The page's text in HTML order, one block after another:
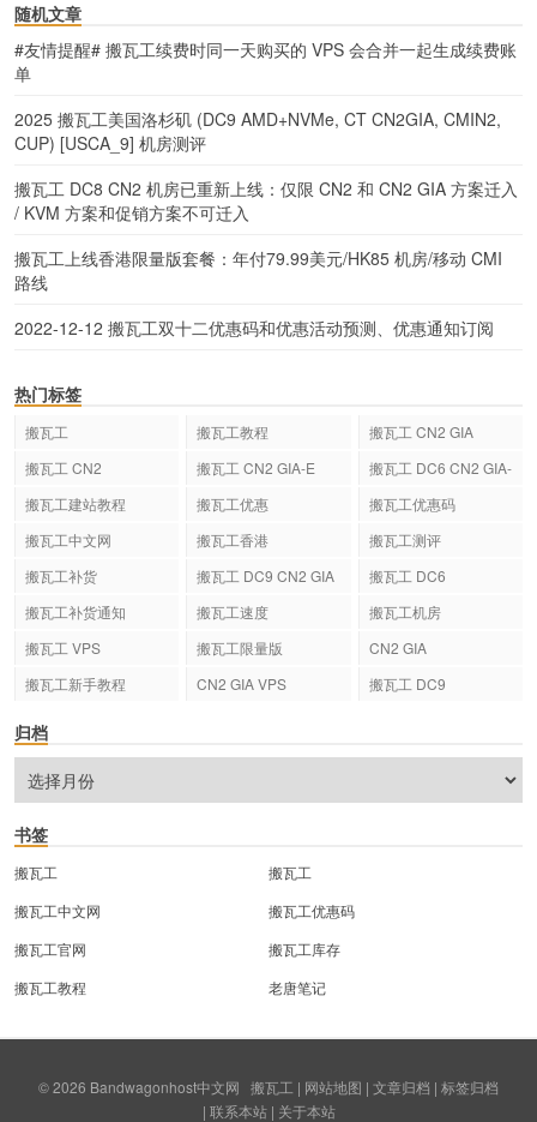
随机文章
#友情提醒# 搬瓦工续费时同一天购买的 VPS 会合并一起生成续费账
单
2025 搬瓦工美国洛杉矶 (DC9 AMD+NVMe, CT CN2GIA, CMIN2,
CUP) [USCA_9] 机房测评
搬瓦工 DC8 CN2 机房已重新上线：仅限 CN2 和 CN2 GIA 方案迁入
/ KVM 方案和促销方案不可迁入
搬瓦工上线香港限量版套餐：年付79.99美元/HK85 机房/移动 CMI
路线
2022-12-12 搬瓦工双十二优惠码和优惠活动预测、优惠通知订阅
热门标签
搬瓦工 搬瓦工教程
搬瓦工 CN2 GIA
搬瓦工 CN2
搬瓦工 CN2 GIA-E
搬瓦工 DC6 CN2 GIA-
搬瓦工建站教程 搬瓦工优惠
搬瓦工优惠码
搬瓦工中文网
搬瓦工香港
搬瓦工测评
搬瓦工补货
搬瓦工 DC9 CN2 GIA
搬瓦工 DC6
搬瓦工补货通知
搬瓦工速度
搬瓦工机房
搬瓦工 VPS
搬瓦工限量版
CN2 GIA
搬瓦工新手教程
CN2 GIA VPS 搬瓦工 DC9
归档
书签
搬瓦工
搬瓦工
搬瓦工中文网
搬瓦工优惠码
搬瓦工官网
搬瓦工库存
搬瓦工教程
老唐笔记
© 2026 Bandwagonhost中文网 搬瓦工 | 网站地图 | 文章归档 | 标签归档
| 联系本站| 关于本站